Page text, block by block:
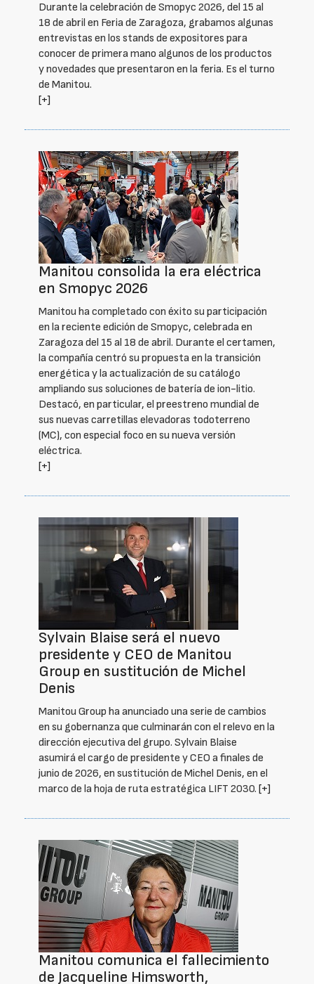
Durante la celebración de Smopyc 2026, del 15 al
18 de abril en Feria de Zaragoza, grabamos algunas
entrevistas en los stands de expositores para
conocer de primera mano algunos de los productos
y novedades que presentaron en la feria. Es el turno
de Manitou.
[+]
Manitou consolida la era eléctrica
en Smopyc 2026
Manitou ha completado con éxito su participación
en la reciente edición de Smopyc, celebrada en
Zaragoza del 15 al 18 de abril. Durante el certamen,
la compañía centró su propuesta en la transición
energética y la actualización de su catálogo
ampliando sus soluciones de batería de ion-litio.
Destacó, en particular, el preestreno mundial de
sus nuevas carretillas elevadoras todoterreno
(MC), con especial foco en su nueva versión
eléctrica.
[+]
Sylvain Blaise será el nuevo
presidente y CEO de Manitou
Group en sustitución de Michel
Denis
Manitou Group ha anunciado una serie de cambios
en su gobernanza que culminarán con el relevo en la
dirección ejecutiva del grupo. Sylvain Blaise
asumirá el cargo de presidente y CEO a finales de
junio de 2026, en sustitución de Michel Denis, en el
marco de la hoja de ruta estratégica LIFT 2030. [+]
Manitou comunica el fallecimiento
de Jacqueline Himsworth,